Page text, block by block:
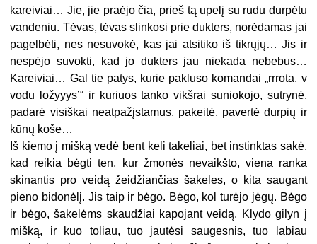
kareiviai… Jie, jie praėjo čia, prieš tą upelį su rudu durpėtu
vandeniu. Tėvas, tėvas slinkosi prie dukters, norėdamas jai
pagelbėti, nes nesuvokė, kas jai atsitiko iš tikrųjų… Jis ir
nespėjo suvokti, kad jo dukters jau niekada nebebus…
Kareiviai… Gal tie patys, kurie pakluso komandai „rrrota, v
vodu ložyyys’“ ir kuriuos tanko vikšrai suniokojo, sutrynė,
padarė visiškai neatpažįstamus, pakeitė, pavertė durpių ir
kūnų koše…
Iš kiemo į mišką vedė bent keli takeliai, bet instinktas sakė,
kad reikia bėgti ten, kur žmonės nevaikšto, viena ranka
skinantis pro veidą žeidžiančias šakeles, o kita saugant
pieno bidonėlį. Jis taip ir bėgo. Bėgo, kol turėjo jėgų. Bėgo
ir bėgo, šakelėms skaudžiai kapojant veidą. Klydo gilyn į
mišką, ir kuo toliau, tuo jautėsi saugesnis, tuo labiau